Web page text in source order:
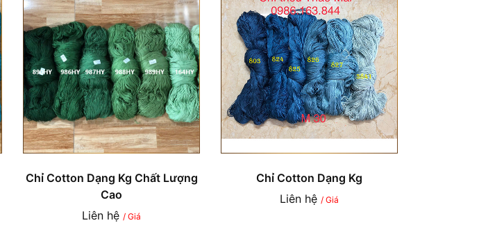
Chỉ Cotton Dạng Kg Chất Lượng
Cao
Liên hệ / Giá
Chỉ Cotton Dạng Kg
Liên hệ / Giá